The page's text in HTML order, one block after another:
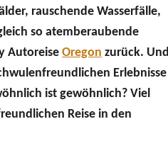
rauschende Wasserfälle,
so atemberaubende
Autoreise Oregon zurück. Und
Erlebnisse
ist gewöhnlich? Viel
Reise in den